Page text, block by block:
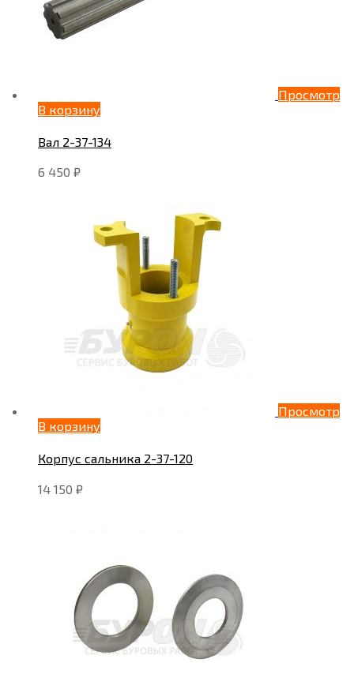
Просмотр
В корзину
Вал 2-37-134
6 450 ₽
Просмотр
В корзину
Корпус сальника 2-37-120
14 150 ₽